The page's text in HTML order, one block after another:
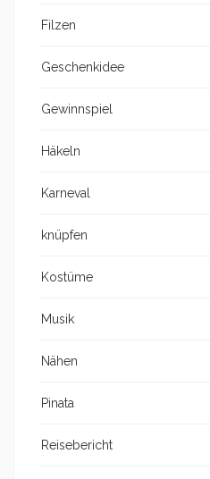
Filzen
Geschenkidee
Gewinnspiel
Häkeln
Karneval
knüpfen
Kostüme
Musik
Nähen
Pinata
Reisebericht